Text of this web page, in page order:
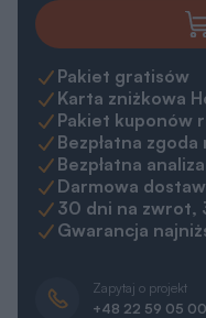
Pakiet gratisów
Karta zniżkowa
Pakiet kuponów
Bezpłatna
Bezpłatna
Darmowa
30 dni na zwrot,
Gwarancja
Zapytaj o projekt
+48 22 59 05